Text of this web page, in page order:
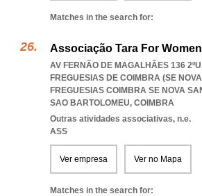
Matches in the search for:
Associação Tara For Women
AV FERNÃO DE MAGALHÃES 136
FREGUESIAS DE COIMBRA (SE
FREGUESIAS COIMBRA SE NOVA
SAO BARTOLOMEU, COIMBRA
Outras atividades associativas, n.e.
ASS
Ver empresa Ver no Mapa
Matches in the search for: